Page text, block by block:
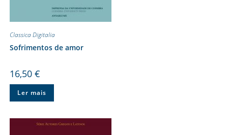
Classica Digitalia
Sofrimentos de amor
16,50 €
Ler mais